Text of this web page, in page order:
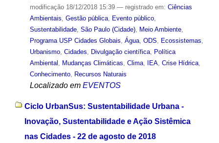
modificação18/12/2018 15:39 — registrado em: Ciências
Ambientais Gestão pública, Evento público,
Sustentabilidade, São Paulo (Cidade), Meio Ambiente,
Programa USP Cidades Globais Água, ODS Ecossistemas
Urbanismo, Cidades Divulgação científica,
Política
Ambiental
Mudanças Climáticas Clima, IEA, Crise Hídrica,
Conhecimento, Recursos Naturais
Localizado em EVENTOS
Ciclo UrbanSus: Sustentabilidade Urbana -
Inovação, Sustentabilidade e Ação Sistêmica
nas Cidades - 22 de agosto de 2018